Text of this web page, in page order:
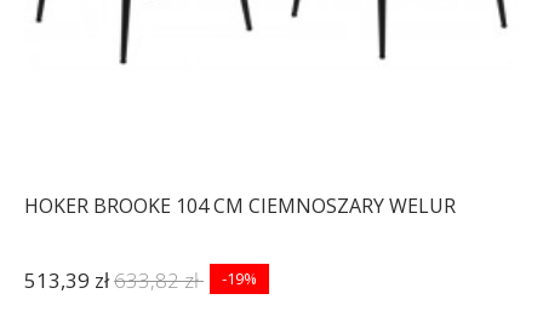
HOKER BROOKE 104 CM CIEMNOSZARY WELUR
513,39 zł633,82 zł -19%